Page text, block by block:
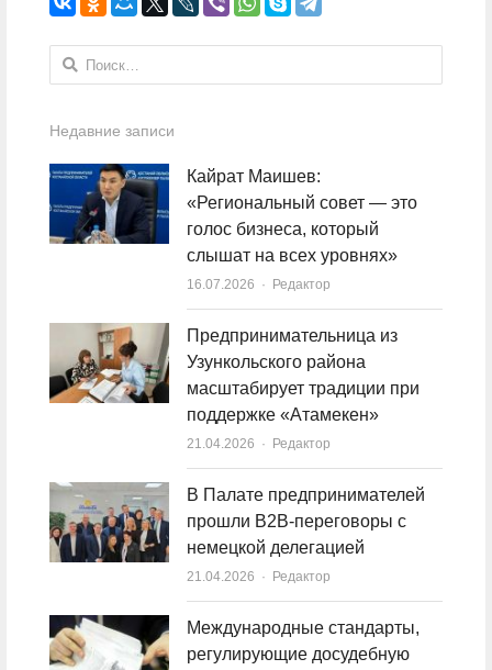
Найти:
Недавние записи
Кайрат Маишев:
«Региональный совет — это
голос бизнеса, который
слышат на всех уровнях»
16.07.2026 Author
Редактор
Предпринимательница из
Узункольского района
масштабирует традиции при
поддержке «Атамекен»
21.04.2026 Author
Редактор
В Палате предпринимателей
прошли B2B-переговоры с
немецкой делегацией
21.04.2026 Author
Редактор
Международные стандарты,
регулирующие досудебную